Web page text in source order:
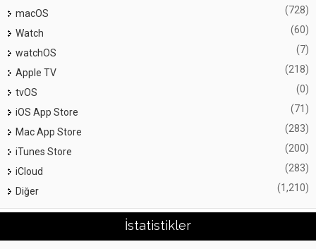
macOS (728)
Watch (60)
watchOS (7)
Apple TV (218)
tvOS (0)
iOS App Store (71)
Mac App Store (283)
iTunes Store (200)
iCloud (283)
Diğer (1,210)
İstatistikler